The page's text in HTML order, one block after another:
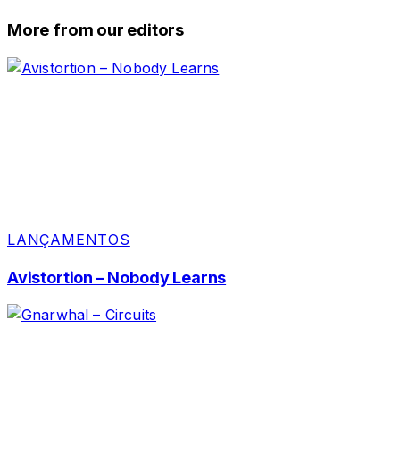
More from our editors
LANÇAMENTOS
Avistortion – Nobody Learns